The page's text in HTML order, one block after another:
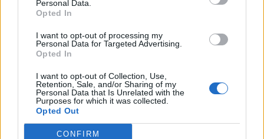
Personal Data.
Opted In
I want to opt-out of processing my
Personal Data for Targeted Advertising.
Opted In
I want to opt-out of Collection, Use,
Retention, Sale, and/or Sharing of my
Personal Data that Is Unrelated with the
Purposes for which it was collected.
Opted Out
CONFIRM
Με λαμπρότητα εορτάστηκε η Μεταμόρφωση του
Σωτήρος στο Λιανοβέργι
Παρασκευή, 7 Αυγούστου 2026 9:58 ΠΜ